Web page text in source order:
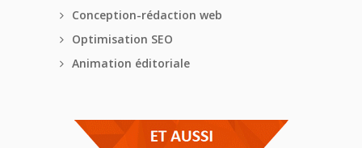
Conception-rédaction web
Optimisation SEO
Animation éditoriale